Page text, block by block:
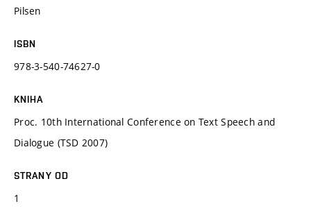
Pilsen
ISBN
978-3-540-74627-0
KNIHA
Proc. 10th International Conference on Text Speech and
Dialogue (TSD 2007)
STRANY OD
1